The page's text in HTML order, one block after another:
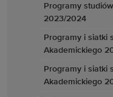
Programy
2023/2024
Programy i siatki
Akademickiego
Programy i siatki
Akademickiego